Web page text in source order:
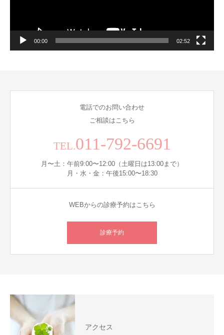
00:00 02:52
電話でのお問い合わせ
ご相談はこちら
TEL.011-792-6691
月〜土：午前9:00〜12:00（土曜日は13:00まで）
月・水・金：午後15:00〜18:30
WEBからの診療予約はこちら
診療予約
アクセス